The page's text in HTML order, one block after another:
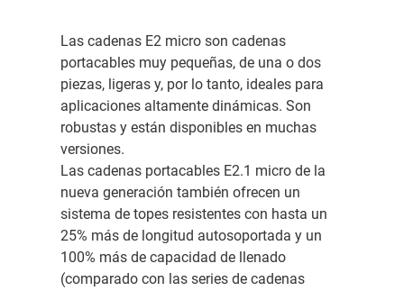
Las cadenas E2 micro son cadenas
portacables muy pequeñas, de una o dos
piezas, ligeras y, por lo tanto, ideales para
aplicaciones altamente dinámicas. Son
robustas y están disponibles en muchas
versiones.
Las cadenas portacables E2.1 micro de la
nueva generación también ofrecen un
sistema de topes resistentes con hasta un
25% más de longitud autosoportada y un
100% más de capacidad de llenado
(comparado con las series de cadenas